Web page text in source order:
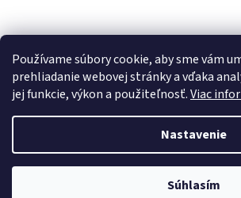
Používame súbory cookie, aby sme vám
prehliadanie webovej stránky a vďaka
jej funkcie, výkon a použiteľnosť.Viac
Nastavenie
Súhlasím